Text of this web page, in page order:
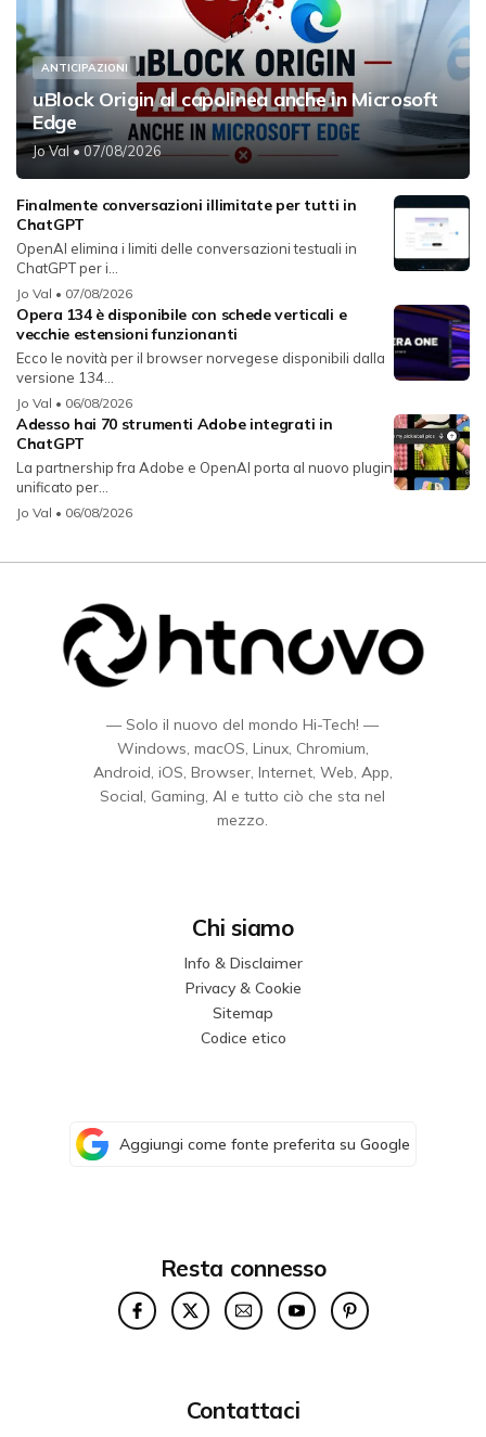
ANTICIPAZIONI
uBlock Origin al capolinea anche in Microsoft
Edge
Jo Val• 07/08/2026
Finalmente conversazioni illimitate per tutti in
ChatGPT
OpenAI elimina i limiti delle conversazioni testuali in
ChatGPT per i...
Jo Val • 07/08/2026
Opera 134 è disponibile con schede verticali e
vecchie estensioni funzionanti
Ecco le novità per il browser norvegese disponibili dalla
versione 134...
Jo Val • 06/08/2026
Adesso hai 70 strumenti Adobe integrati in
ChatGPT
La partnership fra Adobe e OpenAI porta al nuovo plugin
unificato per...
Jo Val • 06/08/2026
— Solo il nuovo del mondo Hi-Tech! —
Windows, macOS, Linux, Chromium,
Android, iOS, Browser, Internet, Web, App,
Social, Gaming, AI e tutto ciò che sta nel
mezzo.
Chi siamo
Info & Disclaimer
Privacy & Cookie
Sitemap
Codice etico
Aggiungi come fonte preferita su Google
Resta connesso
Contattaci